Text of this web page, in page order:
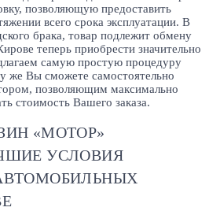
позволяющую предоставить
всего срока эксплуатации. В
брака, товар подлежит обмену
теперь приобрести значительно
самую простую процедуру
же Вы сможете самостоятельно
позволяющим максимально
стоимость Вашего заказа.
«МОТОР»
УСЛОВИЯ